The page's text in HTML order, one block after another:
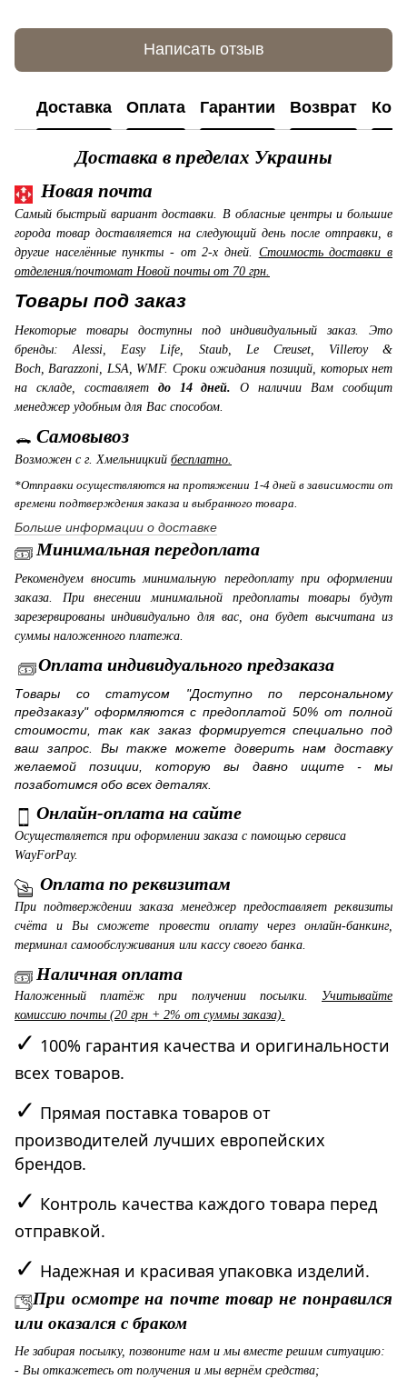
Написать отзыв
Доставка Оплата Гарантии Возврат
Доставка в пределах Украины
Новая почта
Самый быстрый вариант доставки. В обласные центры и большие
города товар доставляется на следующий день после отправки, в
другие населённые пункты - от 2-х дней. Стоимость доставки в
отделения/почтомат Новой почты от 70 грн.
Товары под заказ
Некоторые товары доступны под индивидуальный заказ. Это
бренды: Alessi, Easy Life, Staub, Le Creuset, Villeroy &
Boch, Barazzoni, LSA, WMF. Сроки ожидания позиций, которых нет
на складе, составляетдо 14 дней. О наличии Вам сообщит
менеджер удобным для Вас способом.
Самовывоз
Возможен с г. Хмельницкий бесплатно.
*Отправки осуществляются на протяжении 1-4 дней в зависимости от
времени подтверждения заказа и выбранного товара.
Больше информации о доставке
Минимальная передоплата
Рекомендуем вносить минимальную передоплату при оформлении
заказа. При внесении минимальной предоплаты товары будут
зарезервированы индивидуально для вас, она будет высчитана из
суммы наложенного платежа.
Оплата индивидуального предзаказа
Товары со статусом "Доступно по персональному
предзаказу" оформляются с предоплатой 50% от полной
стоимости, так как заказ формируется специально под
ваш запрос. Вы также можете доверить нам доставку
желаемой позиции, которую вы давно ищите - мы
позаботимся обо всех деталях.
Онлайн-оплата на сайте
Осуществляется при оформлении заказа с помощью сервиса
WayForPay.
Оплата по реквизитам
При подтверждении заказа менеджер предоставляет реквизиты
счёта и Вы сможете провести оплату через онлайн-банкинг,
терминал самообслуживания или кассу своего банка.
Наличная оплата
Наложенный платёж при получении посылки. Учитывайте
комиссию почты (20 грн + 2% от суммы заказа).
✓ 100% гарантия качества и оригинальности
всех товаров.
✓ Прямая поставка товаров от
производителей лучших европейских
брендов.
✓ Контроль качества каждого товара перед
отправкой.
✓ Надежная и красивая упаковка изделий.
При осмотре на почте товар не понравился
или оказался с браком
Не забирая посылку, позвоните нам и мы вместе решим ситуацию:
- Вы откажетесь от получения и мы вернём средства;